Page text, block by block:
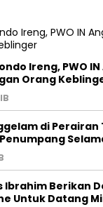
Ireng, PWO
Orang
di Perairan
Ibrahim Berikan
Untuk Datang